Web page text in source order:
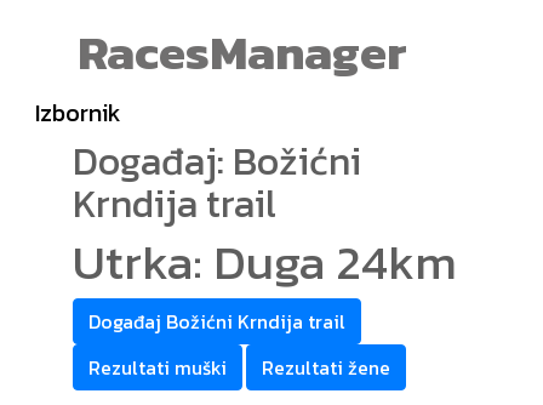
RacesManager
Izbornik
Događaj: Božićni
Krndija trail
Utrka: Duga 24km
Događaj Božićni Krndija trail
Rezultati muški
Rezultati žene